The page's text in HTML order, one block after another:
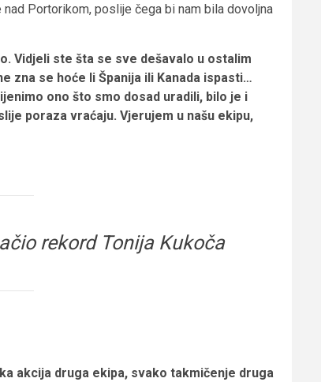
Portorikom, poslije čega bi nam bila dovoljna
Vidjeli ste šta se sve dešavalo u ostalim
zna se hoće li Španija ili Kanada ispasti…
ono što smo dosad uradili, bilo je i
poraza vraćaju. Vjerujem u našu ekipu,
rekord Tonija Kukoča
akcija druga ekipa, svako takmičenje druga